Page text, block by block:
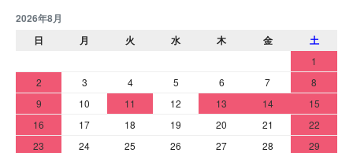
2026年8月
日
月 火 水 木 金 土
1
2
3 4 5 6 7
8
9
10 11 12 13 14
15
16
17 18 19 20 21
22
23
24 25 26 27 28
29